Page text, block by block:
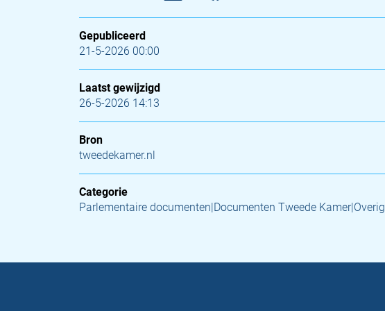
Gepubliceerd
21-5-2026 00:00
Laatst gewijzigd
26-5-2026 14:13
Bron
tweedekamer.nl
Categorie
Parlementaire documenten|Documenten Tweede Kamer|Overig